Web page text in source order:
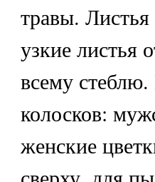
травы.
узкие листья
всему
колосков:
женские